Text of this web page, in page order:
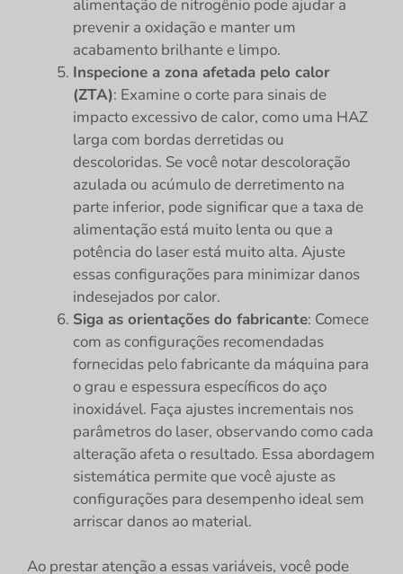
alimentação de nitrogênio pode ajudar a
prevenir a oxidação e manter um
acabamento brilhante e limpo.
Inspecione a zona afetada pelo calor
(ZTA): Examine o corte para sinais de
impacto excessivo de calor, como uma HAZ
larga com bordas derretidas ou
descoloridas. Se você notar descoloração
azulada ou acúmulo de derretimento na
parte inferior, pode significar que a taxa de
alimentação está muito lenta ou que a
potência do laser está muito alta. Ajuste
essas configurações para minimizar danos
indesejados por calor.
Siga as orientações do fabricante: Comece
com as configurações recomendadas
fornecidas pelo fabricante da máquina para
o grau e espessura específicos do aço
inoxidável. Faça ajustes incrementais nos
parâmetros do laser, observando como cada
alteração afeta o resultado. Essa abordagem
sistemática permite que você ajuste as
configurações para desempenho ideal sem
arriscar danos ao material.
Ao prestar atenção a essas variáveis, você pode